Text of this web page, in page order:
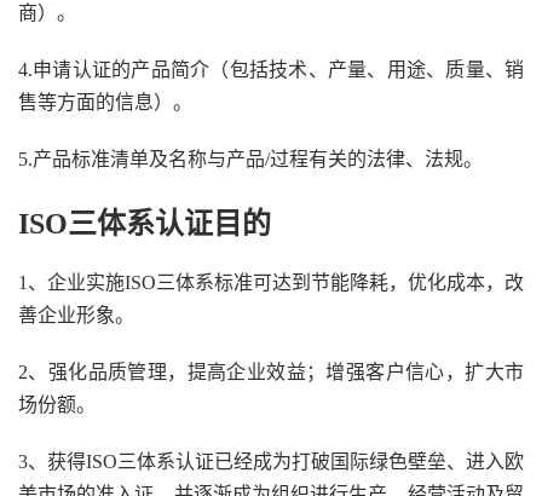
商）。
4.申请认证的产品简介（包括技术、产量、用途、质量、销
售等方面的信息）。
5.产品标准清单及名称与产品/过程有关的法律、法规。
ISO三体系认证目的
1、企业实施ISO三体系标准可达到节能降耗，优化成本，改
善企业形象。
2、强化品质管理，提高企业效益；增强客户信心，扩大市
场份额。
3、获得ISO三体系认证已经成为打破国际绿色壁垒、进入欧